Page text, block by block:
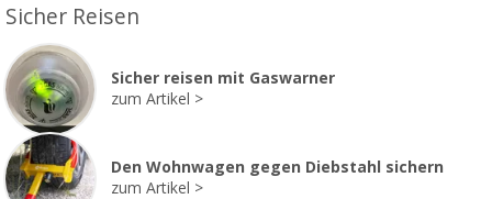
Sicher Reisen
Sicher reisen mit Gaswarner
zum Artikel
Den Wohnwagen gegen Diebstahl sichern
zum Artikel